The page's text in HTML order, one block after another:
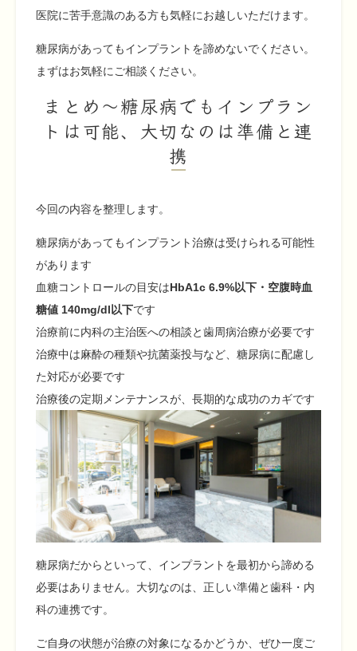
医院に苦手意識のある方も気軽にお越しいただけます。
糖尿病があってもインプラントを諦めないでください。
まずはお気軽にご相談ください。
まとめ〜糖尿病でもインプラン
トは可能、大切なのは準備と連
携
今回の内容を整理します。
糖尿病があってもインプラント治療は受けられる可能性
があります
血糖コントロールの目安はHbA1c 6.9%以下・空腹時血
糖値 140mg/dl以下です
治療前に内科の主治医への相談と歯周病治療が必要です
治療中は麻酔の種類や抗菌薬投与など、糖尿病に配慮し
た対応が必要です
治療後の定期メンテナンスが、長期的な成功のカギです
糖尿病だからといって、インプラントを最初から諦める
必要はありません。大切なのは、正しい準備と歯科・内
科の連携です。
ご自身の状態が治療の対象になるかどうか、ぜひ一度ご